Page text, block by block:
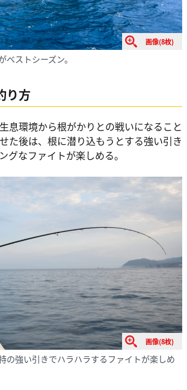
画像(8枚)
ストシーズン。
り方
息環境から根がかりとの戦いになること
た後は、根に潜り込もうとする強い引き
グなファイトが楽しめる。
画像(8枚)
の強い引きでハラハラするファイトが楽しめ